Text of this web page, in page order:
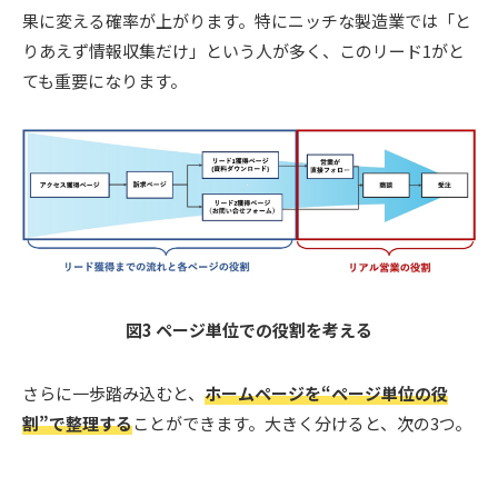
果に変える確率が上がります。特にニッチな製造業では「と
りあえず情報収集だけ」という人が多く、このリード1がと
ても重要になります。
図3 ページ単位での役割を考える
さらに一歩踏み込むと、 ホームページを“ページ単位の役
割”で整理することができます。大きく分けると、次の3つ。